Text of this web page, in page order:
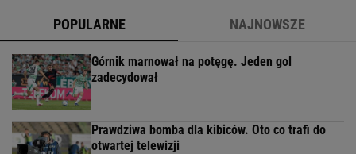
POPULARNE NAJNOWSZE
Górnik marnował na potęgę. Jeden gol
zadecydował
Prawdziwa bomba dla kibiców. Oto co trafi do
otwartej telewizji